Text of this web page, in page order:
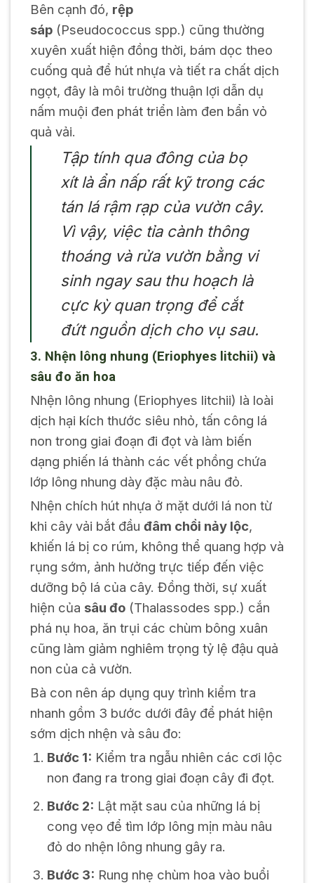
Bên cạnh đó, rệp
sáp(Pseudococcus spp.) cũng thường
xuyên xuất hiện đồng thời, bám dọc theo
cuống quả để hút nhựa và tiết ra chất dịch
ngọt, đây là môi trường thuận lợi dẫn dụ
nấm muội đen phát triển làm đen bẩn vỏ
quả vải.
Tập tính qua đông của bọ
xít là ẩn nấp rất kỹ trong các
tán lá rậm rạp của vườn cây.
Vì vậy, việc tỉa cành thông
thoáng và rửa vườn bằng vi
sinh ngay sau thu hoạch là
cực kỳ quan trọng để cắt
đứt nguồn dịch cho vụ sau.
3. Nhện lông nhung (Eriophyes litchii) và
sâu đo ăn hoa
Nhện lông nhung (Eriophyes litchii) là loài
dịch hại kích thước siêu nhỏ, tấn công lá
non trong giai đoạn đi đọt và làm biến
dạng phiến lá thành các vết phồng chứa
lớp lông nhung dày đặc màu nâu đỏ.
Nhện chích hút nhựa ở mặt dưới lá non từ
khi cây vải bắt đầu đâm chồi nảy lộc,
khiến lá bị co rúm, không thể quang hợp và
rụng sớm, ảnh hưởng trực tiếp đến việc
dưỡng bộ lá của cây. Đồng thời, sự xuất
hiện của sâu đo(Thalassodes spp.) cắn
phá nụ hoa, ăn trụi các chùm bông xuân
cũng làm giảm nghiêm trọng tỷ lệ đậu quả
non của cả vườn.
Bà con nên áp dụng quy trình kiểm tra
nhanh gồm 3 bước dưới đây để phát hiện
sớm dịch nhện và sâu đo:
Bước 1: Kiểm tra ngẫu nhiên các cơi lộc
non đang ra trong giai đoạn cây đi đọt.
Bước 2: Lật mặt sau của những lá bị
cong vẹo để tìm lớp lông mịn màu nâu
đỏ do nhện lông nhung gây ra.
Bước 3: Rung nhẹ chùm hoa vào buổi